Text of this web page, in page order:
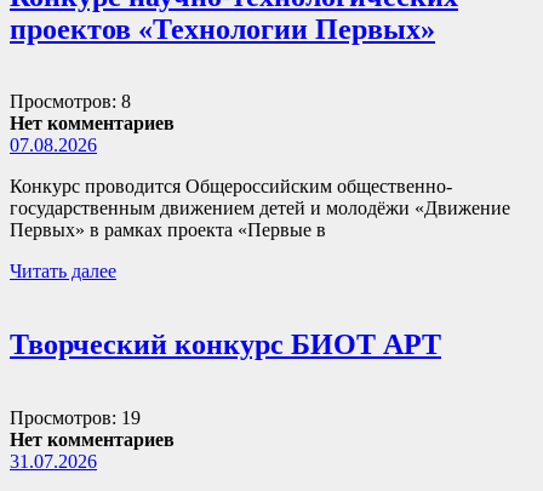
проектов «Технологии Первых»
Просмотров: 8
Нет комментариев
07.08.2026
Конкурс проводится Общероссийским общественно-
государственным движением детей и молодёжи «Движение
Первых» в рамках проекта «Первые в
Читать далее
Творческий конкурс БИОТ АРТ
Просмотров: 19
Нет комментариев
31.07.2026